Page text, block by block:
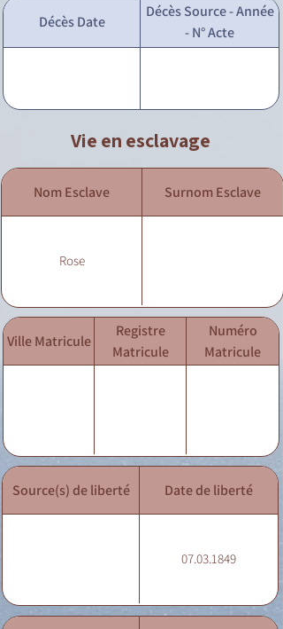
Décès Date
Décès Source - Année
- N° Acte
Vie en esclavage
Nom Esclave Surnom Esclave
Rose
Ville Matricule
Registre
Matricule
Numéro
Matricule
Source(s) de liberté Date de liberté
07.03.1849